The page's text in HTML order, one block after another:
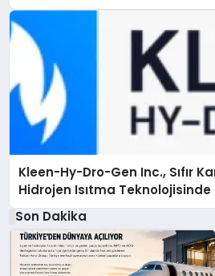
Kleen-Hy-Dro-Gen Inc., Sıfır
Hidrojen Isıtma Teknolojisinde
Düzenleyici Onaylarını Aldı
Son Dakika